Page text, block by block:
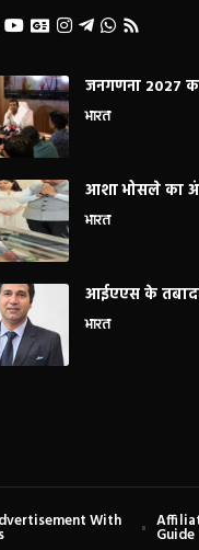
जनगणना 2027
भारत
आशा भोसले का
भारत
आईएएस के
भारत
With
Guide